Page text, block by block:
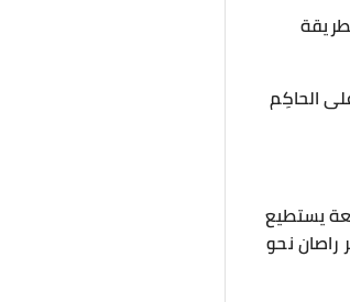
الحاكِم
يستطيع
راصان نحو